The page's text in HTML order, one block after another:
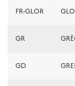
FR-GLOR
GR
GD